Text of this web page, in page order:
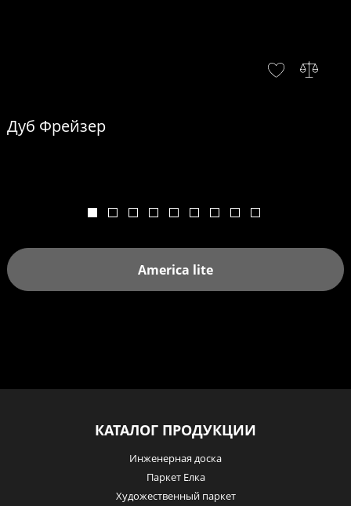
Дуб Фрейзер
America lite
КАТАЛОГ ПРОДУКЦИИ
Инженерная доска
Паркет Елка
Художественный паркет